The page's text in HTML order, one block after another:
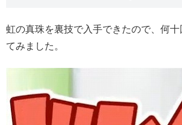
虹の真珠を裏技で入手できたので、何
てみました。